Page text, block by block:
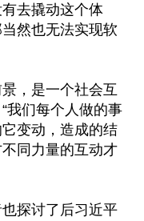
去撬动这个体
然也无法实现软
，是一个社会互
我们每个人做的事
变动，造成的结
同力量的互动才
探讨了后习近平